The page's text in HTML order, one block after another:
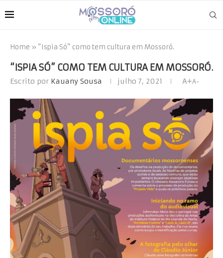
Home » “Ispia Só” como tem cultura em Mossoró.
“ISPIA SÓ” COMO TEM CULTURA EM MOSSORÓ.
Escrito por Kauany Sousa julho 7, 2021 A+A-